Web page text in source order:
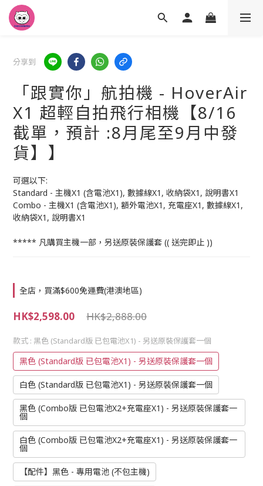
分享到
「跟實你」航拍機 - HoverAir
X1 超輕自拍飛行相機【8/16
截單，預計 :8月尾至9月中發
貨】】
可選以下:
Standard - 主機X1 (含電池X1), 數據線X1, 收納袋X1, 說明書X1
Combo - 主機X1 (含電池X1), 額外電池X1, 充電座X1, 數據線X1,
收納袋X1, 說明書X1
***** 凡購買主機一部，另送原裝保護套 (( 送完即止 ))
全店，買滿$600免運費(港澳地區)
HK$2,888.00
HK$2,598.00
款式 : 黑色 (Standard版 已包電池X1) - 另送原裝保護套一個
黑色 (Standard版 已包電池X1) - 另送原裝保護套一個
白色 (Standard版 已包電池X1) - 另送原裝保護套一個
黑色 (Combo版 已包電池X2+充電座X1) - 另送原裝保護套一
個
白色 (Combo版 已包電池X2+充電座X1) - 另送原裝保護套一
個
【配件】黑色 - 專用電池 (不包主機)